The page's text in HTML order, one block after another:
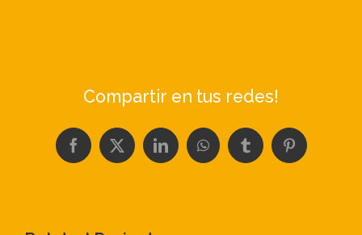
Compartir en tus redes!
Facebook
X LinkedInWhatsAppTumblrPinterest